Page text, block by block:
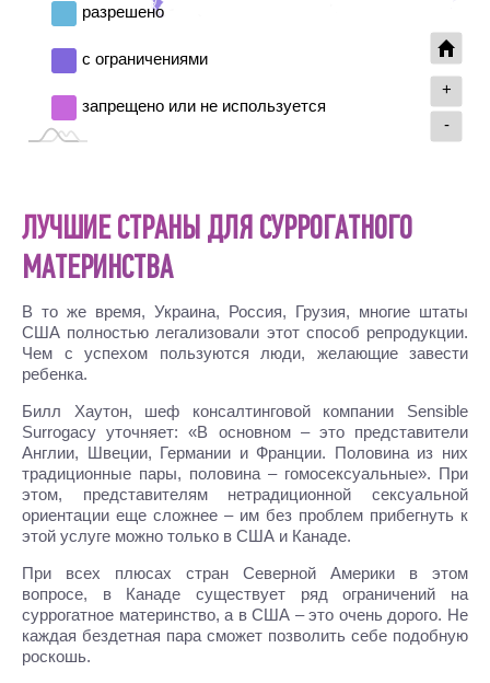
+
-
разрешено
с ограничениями
запрещено или не используется
ЛУЧШИЕ СТРАНЫ ДЛЯ СУРРОГАТНОГО
МАТЕРИНСТВА
В то же время, Украина, Россия, Грузия, многие штаты
США полностью легализовали этот способ репродукции.
Чем с успехом пользуются люди, желающие завести
ребенка.
Билл Хаутон, шеф консалтинговой компании Sensible
Surrogacy уточняет: «В основном – это представители
Англии, Швеции, Германии и Франции. Половина из них
традиционные пары, половина – гомосексуальные». При
этом, представителям нетрадиционной сексуальной
ориентации еще сложнее – им без проблем прибегнуть к
этой услуге можно только в США и Канаде.
При всех плюсах стран Северной Америки в этом
вопросе, в Канаде существует ряд ограничений на
суррогатное материнство, а в США – это очень дорого. Не
каждая бездетная пара сможет позволить себе подобную
роскошь.